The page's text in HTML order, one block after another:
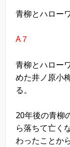
青柳とハロー
A７
青柳とハロー
めた井ノ原小
る。
20年後の青柳
ら落ちて亡く
わったことか